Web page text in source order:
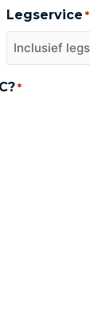
Legservice *
*